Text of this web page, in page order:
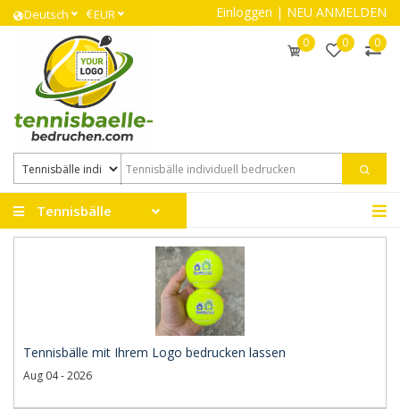
Deutsch €EUR Einloggen | NEU ANMELDEN
0 0 0
Tennisbälle
Tennisbälle mit Ihrem Logo bedrucken lassen
Aug 04 - 2026